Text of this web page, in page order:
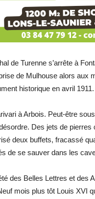
de Turenne s’arrête à
de Mulhouse alors aux
historique en avril 1911.
à Arbois. Peut-être
Des jets de
deux buffets, fracassé
de se sauver dans les
des Belles Lettres et des
mois plus tôt Louis XVI